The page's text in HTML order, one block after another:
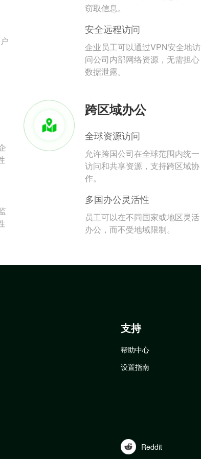
窃取信息。
安全远程访问
企业员工可以通过VPN安全地访
问公司内部网络资源，无需担心
数据泄露。
跨区域办公
全球资源访问
允许跨国公司在全球范围内统一
访问和共享资源，支持跨区域协
作。
多国办公灵活性
员工可以在不同国家或地区灵活
办公，而不受地域限制。
支持
帮助中心
设置指南
Reddit